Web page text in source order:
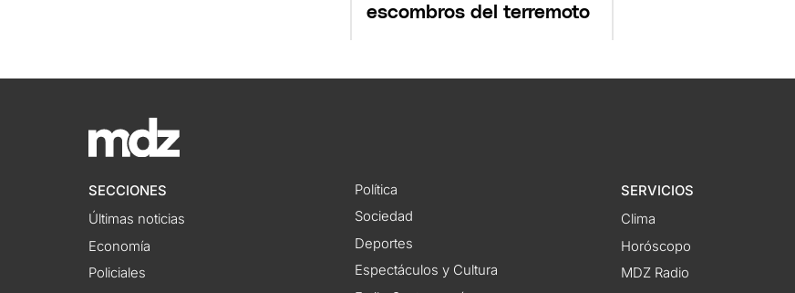
escombros del terremoto
SECCIONES
Últimas noticias
Economía
Policiales
Política
Sociedad
Deportes
Espectáculos y Cultura
SERVICIOS
Clima
Horóscopo
MDZ Radio